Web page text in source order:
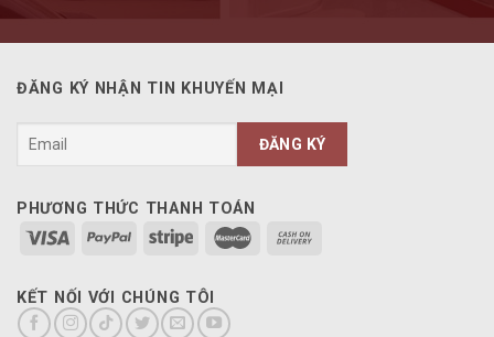
ĐĂNG KÝ NHẬN TIN KHUYẾN MẠI
PHƯƠNG THỨC THANH TOÁN
KẾT NỐI VỚI CHÚNG TÔI